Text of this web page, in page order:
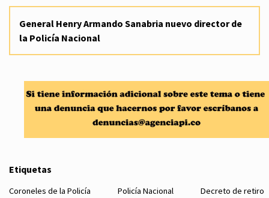
General Henry Armando Sanabria nuevo director de
la Policía Nacional
Etiquetas
Coroneles de la Policía Policía Nacional
Decreto de retiro